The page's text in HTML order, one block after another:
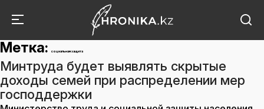
Метка: социальная защита
Минтруда будет выявлять скрытые
доходы семей при распределении мер
господдержки